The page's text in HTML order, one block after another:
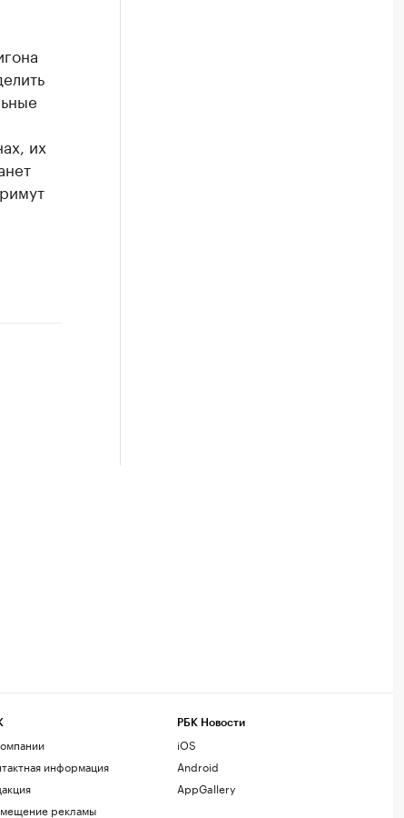
их
информация
рекламы
РБК Новости
iOS
Android
AppGallery